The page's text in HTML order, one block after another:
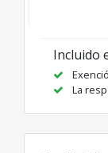
Incluido
La